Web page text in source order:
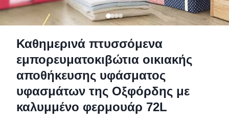
Καθημερινά πτυσσόμενα
εμπορευματοκιβώτια οικιακής
αποθήκευσης υφάσματος
υφασμάτων της Οξφόρδης με
καλυμμένο φερμουάρ 72L